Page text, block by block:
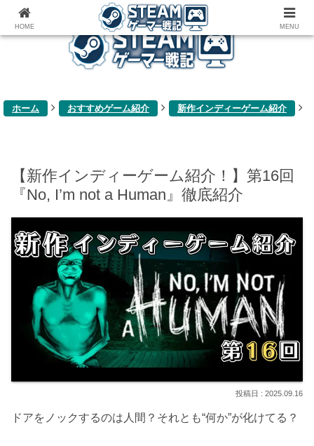
ゲーム関連雑記ブログ
ホーム おすすめゲーム紹介 新作インディーゲーム紹介
【新作インディーゲーム紹介！】第16回
『No, I’m not a Human』徹底紹介
2025.09.16
ドアをノックするのは人間？それとも“何か”が化けてる？
HOME MENU